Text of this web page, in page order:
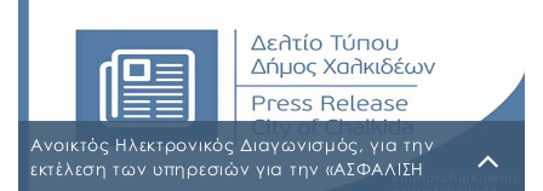
ΠΙΝΑΚΑΣ ΚΑΤΑΤΑΞΗΣ ΣΥΜΜΕΤΕΧΟΝΤΩΝ 1 ΡΗΒΖΩΗΑ-
Ρ5Τ-1 ΠΡΟΣΩΡΙΝΟΣ ΠΙΝΑΚΑΣ ΜΕΡΙΚΗΣ ΑΠΑΣΧΟΛΗΣΗΣ
ΨΔΑΚΩΗΑ-ΑΟ3 ΠΡΟΣΩΡΙΝΟΣ ΠΙΝΑΚΑΣ ΠΛΗΡΟΥΣ
ΑΠΑΣΧΟΛΗΣΗΣ ΨΦΑ4ΩΗΑ-ΦΣΒ ΠΡΟΣΩΡΙΝΟΣ ΠΙΝΑΚΑΣ
ΣΥΜΜΕΤΕΧΟΝΤΩΝ 6ΖΛΚΩΗΑ-ΠΩΗ
Ανοικτός Ηλεκτρονικός Διαγωνισμός, για την
εκτέλεση των υπηρεσιών για την «ΑΣΦΑΛΙΣΗ